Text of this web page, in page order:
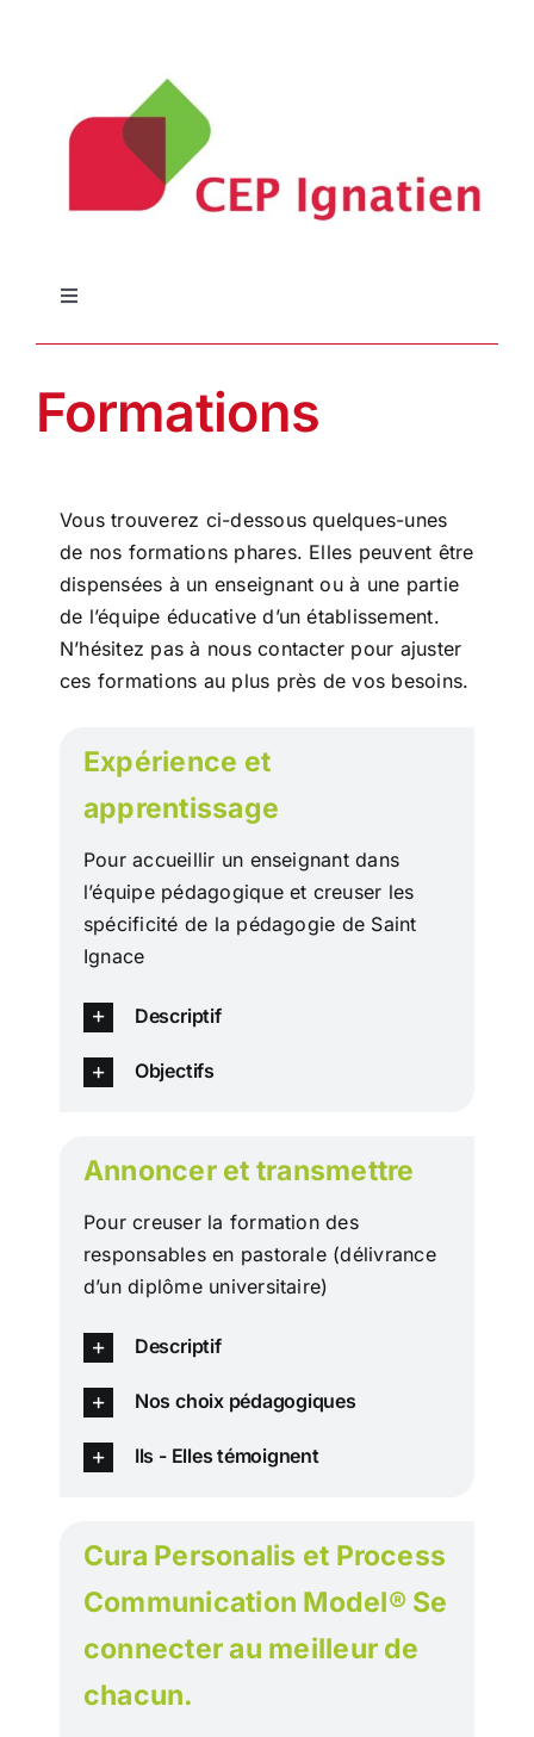
Navigation
à
Formations
Qui sommes-nous
Actualités
Contact
Connexion
Formations
Vous trouverez ci-dessous quelques-unes
de nos formations phares. Elles peuvent être
dispensées à un enseignant ou à une partie
de l’équipe éducative d’un établissement.
N’hésitez pas à nous contacter pour ajuster
ces formations au plus près de vos besoins.
Expérience et
apprentissage
Pour accueillir un enseignant dans
l’équipe pédagogique et creuser les
spécificité de la pédagogie de Saint
Ignace
Descriptif
Objectifs
Annoncer et transmettre
Pour creuser la formation des
responsables en pastorale (délivrance
d’un diplôme universitaire)
Descriptif
Nos choix pédagogiques
Ils - Elles témoignent
Cura Personalis et Process
Communication Model® Se
connecter au meilleur de
chacun.